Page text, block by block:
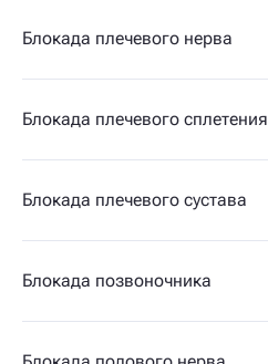
Блокада плечевого нерва
Блокада плечевого сплетения
Блокада плечевого сустава
Блокада позвоночника